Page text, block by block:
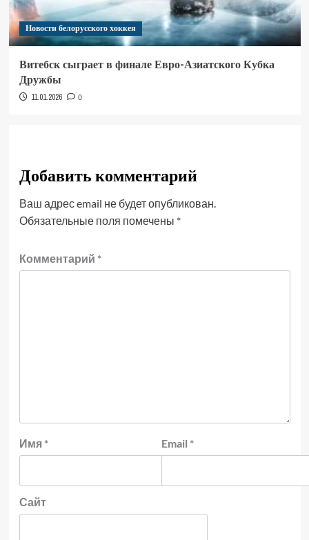
Новости белорусского хоккея
Витебск сыграет в финале Евро-Азиатского Кубка
Дружбы
11.01.2026 0
Добавить комментарий
Ваш адрес email не будет опубликован.
Обязательные поля помечены *
Комментарий *
Имя * Email *
Сайт